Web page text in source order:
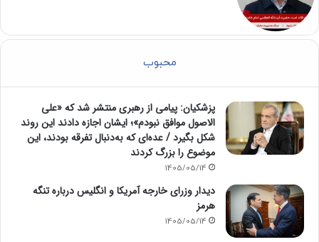
محبوب
پزشکیان: پیامی از رهبری منتشر شد که «علی
الاصول موافق نبودم»؛ ایشان اجازه دادند این روند
شکل بگیرد / عده‌ای که به‌دنبال تفرقه بودند، این
موضوع را بزرگ کردند
1405/05/14
دیدار وزرای خارجه آمریکا و انگلیس درباره تنگه
هرمز
1405/05/14